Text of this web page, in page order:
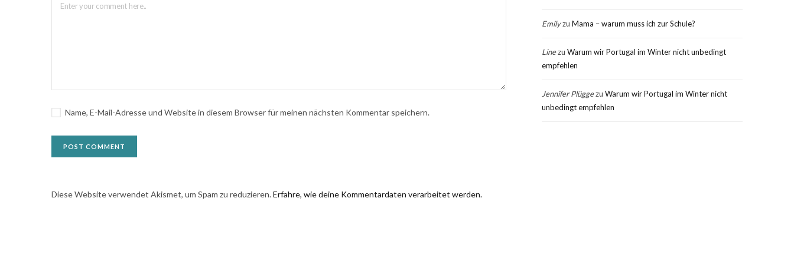
Name, E-Mail-Adresse und Website in diesem Browser für meinen nächsten Kommentar speichern.
Diese Website verwendet Akismet, um Spam zu reduzieren.Erfahre, wie deine Kommentardaten verarbeitet werden.
Emilyzu Mama – warum muss ich zur Schule?
Linezu Warum wir Portugal im Winter nicht unbedingt
empfehlen
Jennifer Plüggezu Warum wir Portugal im Winter nicht
unbedingt empfehlen